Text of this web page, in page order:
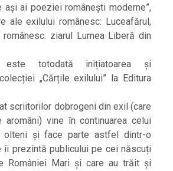
ași ai poeziei românești moderne”,
ale exilului românesc: Luceafărul,
românesc: ziarul Lumea Liberă din
este totodată inițiatoarea și
„Cărțile exilului” la Editura
scriitorilor dobrogeni din exil (care
vine în continuarea celui
olteni și face parte astfel dintr-o
îi prezintă publicului pe cei născuți
României Mari și care au trăit și